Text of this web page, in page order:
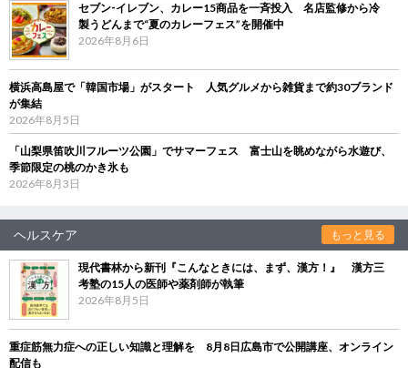
セブン‐イレブン、カレー15商品を一斉投入 名店監修から冷
製うどんまで“夏のカレーフェス”を開催中
2026年8月6日
横浜高島屋で「韓国市場」がスタート 人気グルメから雑貨まで約30ブランド
が集結
2026年8月5日
「山梨県笛吹川フルーツ公園」でサマーフェス 富士山を眺めながら水遊び、
季節限定の桃のかき氷も
2026年8月3日
ヘルスケア もっと見る
現代書林から新刊『こんなときには、まず、漢方！』 漢方三
考塾の15人の医師や薬剤師が執筆
2026年8月5日
重症筋無力症への正しい知識と理解を 8月8日広島市で公開講座、オンライン
配信も